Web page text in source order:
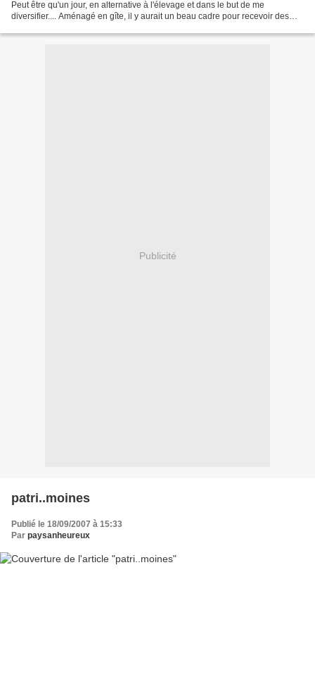
Peut être qu'un jour, en alternative à l'élevage et dans le but de me
diversifier.... Aménagé en gîte, il y aurait un beau cadre pour recevoir des
Publicité
patri..moines
Publié le 18/09/2007 à 15:33
Par paysanheureux